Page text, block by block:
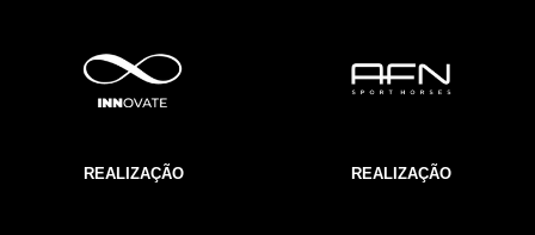
REALIZAÇÃO REALIZAÇÃO